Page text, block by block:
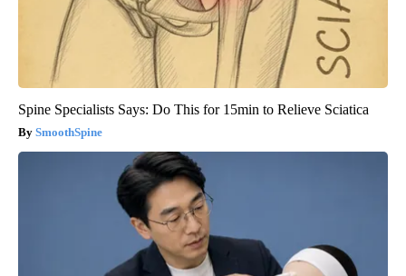
Spine Specialists Says: Do This for 15min to Relieve Sciatica
SmoothSpine